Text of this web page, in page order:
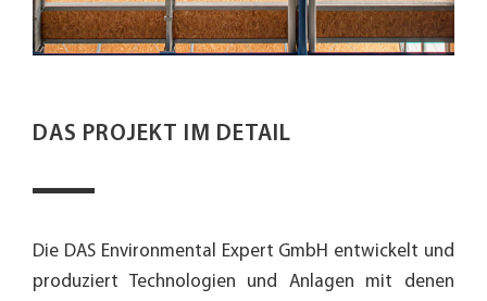
DAS PROJEKT IM DETAIL
Die DAS Environmental Expert GmbH entwickelt und
produziert Technologien und Anlagen mit denen